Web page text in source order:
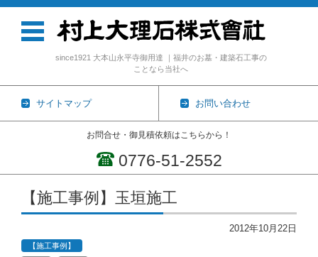
since1921 大本山永平寺御用達 ｜福井のお墓・建築石工事の
ことなら当社へ
サイトマップ お問い合わせ
お問合せ・御見積依頼はこちらから！
0776-51-2552
コンテンツに移動
【施工事例】玉垣施工
2012年10月22日
【施工事例】